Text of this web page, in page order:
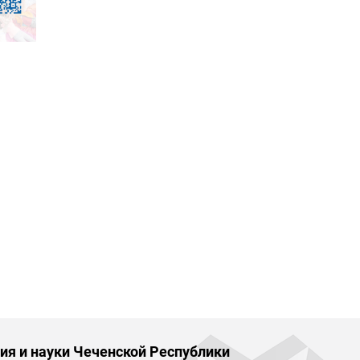
и науки Чеченской Республики